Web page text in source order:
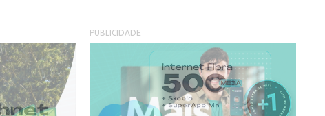
PUBLICIDADE